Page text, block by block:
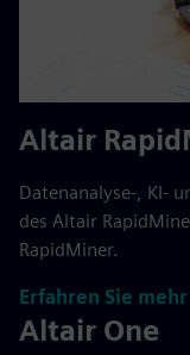
Altair
Datenanalyse-, KI-
des Altair
RapidMiner.
Erfahren Sie
Altair One